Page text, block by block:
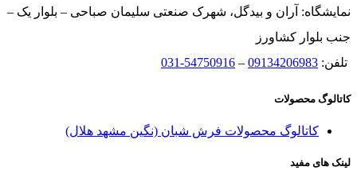
نمایشگاه: آران و بیدگل، شهرک صنعتی سلیمان صباحی – بلوار یک –
جنب بلوار کشاورز
تلفن: 09134206983
–
54750916-031
کاتالوگ محصولات
کاتالوگ محصولات فرش شبان (نگین مشهد هلال)
لینک های مفید